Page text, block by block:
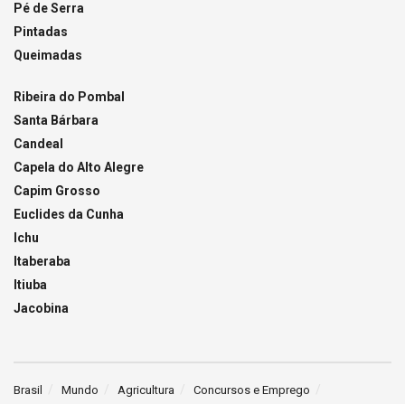
Pé de Serra
Pintadas
Queimadas
Ribeira do Pombal
Santa Bárbara
Candeal
Capela do Alto Alegre
Capim Grosso
Euclides da Cunha
Ichu
Itaberaba
Itiuba
Jacobina
Brasil Mundo Agricultura Concursos e Emprego